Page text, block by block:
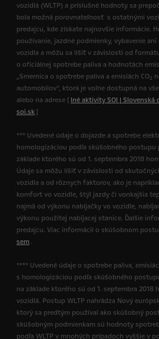
vozidlá (WLTP) a príslušné hodnoty sa
bola možná porovnateľnosť s ostatnými
predajcu, kde získate najnovšie informácie.
používanie, jazdné podmienky, vybavenie
vozidla a môžu sa líšiť v závislosti od
o oficiálnej spotrebe paliva a hodnotách
„Smernica o spotrebe paliva a emisiách CO2
automobilov“, ktorá je voľne dostupná na
alebo na adrese [ Iné aktivity SOI | Slovenská
soi.sk]
*** Uvedené údaje o dojazde a spotrebe
homologizáciou podľa skúšobného postupu
základe ktorého sú od 1. septembra 2018
Údaje sa môžu líšiť v závislosti od
vozidla a od rôznych faktorov, ako je
komfort vo vozidle, štýl jazdy či vonkajšia
najmä od výkonu nabíjačky vo vozidle,
výkonu použitej nabíjacej stanice. Ďalšie
predajcu. Viac informácií o skúšobnom
sem .
**** Uvedené údaje o spotrebe paliva,
s homologizáciou podľa skúšobného
na základe ktorého sú od 1. septembra 2018
vozidlá. Postup WLTP nahrádza Nový
ktorý sa predtým používal ako skúšobný
skúšobným podmienkam sú hodnoty
podľa WLTP v mnohých prípadoch vyššie v